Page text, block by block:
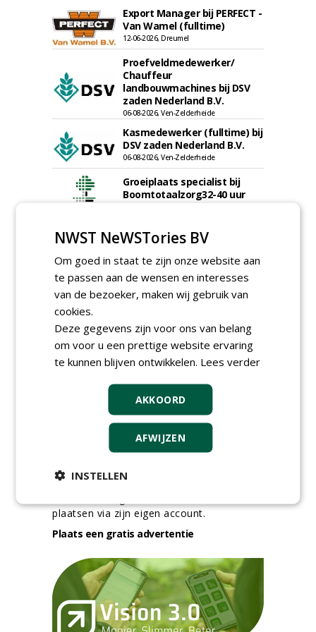
Export Manager bij PERFECT -
Van Wamel (fulltime)
12-06-2026, Dreumel
Proefveldmedewerker/
Chauffeur
landbouwmachines bij DSV
zaden Nederland B.V.
06-08-2026, Ven-Zelderheide
Kasmedewerker (fulltime) bij
DSV zaden Nederland B.V.
06-08-2026, Ven-Zelderheide
Groeiplaats specialist bij
Boomtotaalzorg32-40 uur
Boominspecteur bij
Boomtotaalzorg24-40 uur
30-07-2026, Schalkwijk
Hoofdgreenkeeper (m/v)
Golfbaan KralingenOosthoek
meer Groene Banen
GREEN OUTLET
plaatsen via zijn eigen account.
Plaats een gratis advertentie
NWST NeWSTories BV
Om goed in staat te zijn onze website aan
te passen aan de wensen en interesses
van de bezoeker, maken wij gebruik van
cookies.
Deze gegevens zijn voor ons van belang
om voor u een prettige website ervaring
te kunnen blijven ontwikkelen. Lees verder
AKKOORD
AFWIJZEN
INSTELLEN